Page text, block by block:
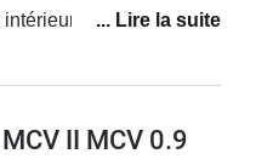
même avec 3
neige elle s'en sort
et finitions
II MCV 0.9